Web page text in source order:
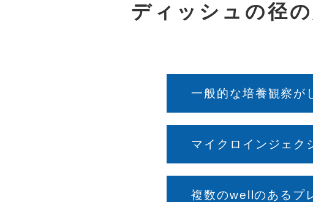
ディッシュの径
一般的な培養観察が
マイクロインジェク
複数のwellのあるプ